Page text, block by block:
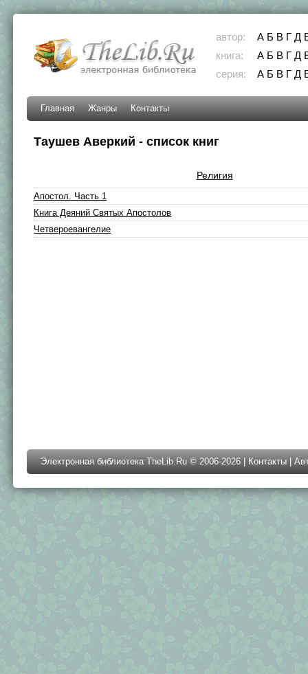
автор: А Б В Г Д
книга:
А Б В Г Д
серия:
А Б В Г Д
Главная Жанры Контакты
Таушев Аверкий - список книг
Религия
Апостол. Часть 1
Книга Деяний Святых Апостолов
Четвероевангелие
Электронная библиотека TheLib.Ru © 2006-2026 | Контакты |